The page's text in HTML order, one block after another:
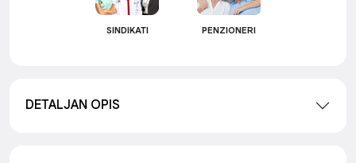
SINDIKATI PENZIONERI
DETALJAN OPIS